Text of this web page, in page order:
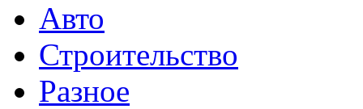
Авто
Строительство
Разное